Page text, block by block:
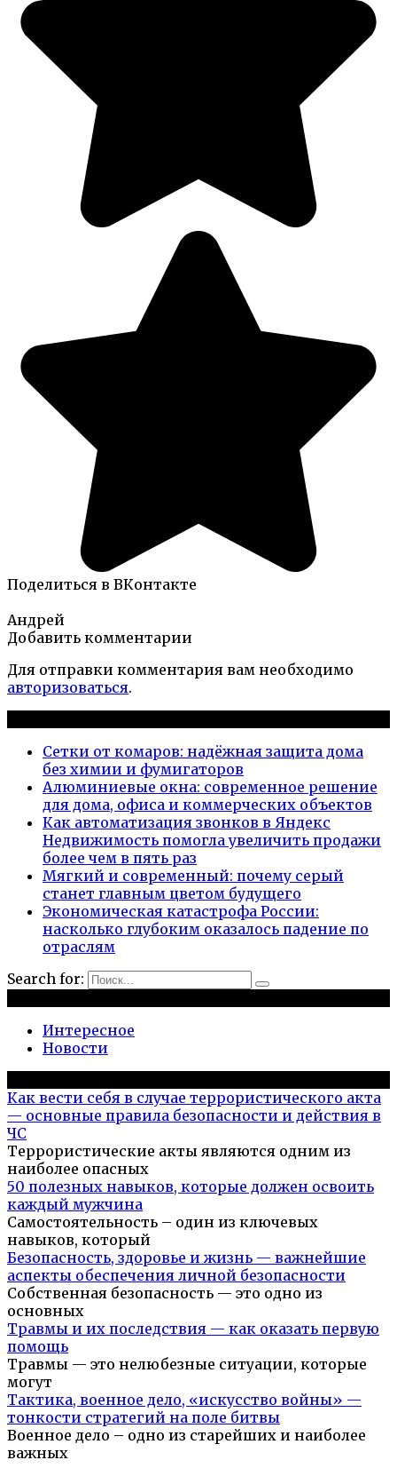
Поделиться в ВКонтакте
Андрей
Добавить комментарии
Для отправки комментария вам необходимо
авторизоваться.
Сетки от комаров: надёжная защита дома
без химии и фумигаторов
Алюминиевые окна: современное решение
для дома, офиса и коммерческих объектов
Как автоматизация звонков в Яндекс
Недвижимость помогла увеличить продажи
более чем в пять раз
Мягкий и современный: почему серый
станет главным цветом будущего
Экономическая катастрофа России:
насколько глубоким оказалось падение по
отраслям
Search for:
Интересное
Новости
Как вести себя в случае террористического акта
— основные правила безопасности и действия в
ЧС
Террористические акты являются одним из
наиболее опасных
50 полезных навыков, которые должен освоить
каждый мужчина
Самостоятельность – один из ключевых
навыков, который
Безопасность, здоровье и жизнь — важнейшие
аспекты обеспечения личной безопасности
Собственная безопасность — это одно из
основных
Травмы и их последствия — как оказать первую
помощь
Травмы — это нелюбезные ситуации, которые
могут
Тактика, военное дело, «искусство войны» —
тонкости стратегий на поле битвы
Военное дело – одно из старейших и наиболее
важных